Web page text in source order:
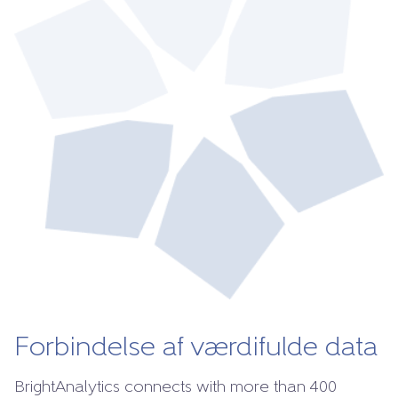
Forbindelse af værdifulde data
BrightAnalytics connects with more than 400